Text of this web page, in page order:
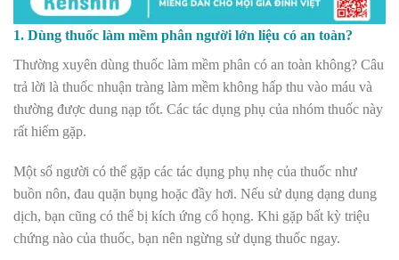
1. Dùng thuốc làm mềm phân người lớn liệu có an toàn?
Thường xuyên dùng thuốc làm mềm phân có an toàn không? Câu
trả lời là thuốc nhuận tràng làm mềm không hấp thu vào máu và
thường được dung nạp tốt. Các tác dụng phụ của nhóm thuốc này
rất hiếm gặp.
Một số người có thể gặp các tác dụng phụ nhẹ của thuốc như
buồn nôn, đau quặn bụng hoặc đầy hơi. Nếu sử dụng dạng dung
dịch, bạn cũng có thể bị kích ứng cổ họng. Khi gặp bất kỳ triệu
chứng nào của thuốc, bạn nên ngừng sử dụng thuốc ngay.